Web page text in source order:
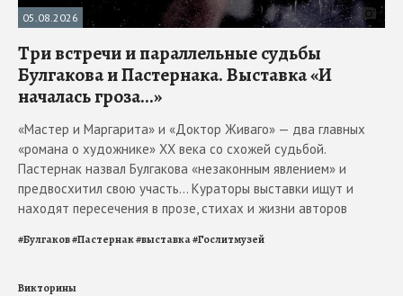
05.08.2026
Три встречи и параллельные судьбы
Булгакова и Пастернака. Выставка «И
началась гроза...»
«Мастер и Маргарита» и «Доктор Живаго» — два главных
«романа о художнике» ХХ века со схожей судьбой.
Пастернак назвал Булгакова «незаконным явлением» и
предвосхитил свою участь... Кураторы выставки ищут и
находят пересечения в прозе, стихах и жизни авторов
#Булгаков#Пастернак#выставка#Гослитмузей
Викторины